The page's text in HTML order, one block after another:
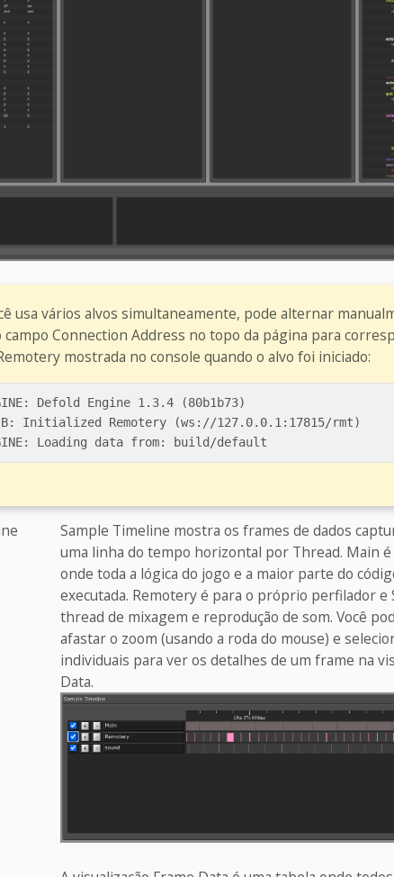
usa vários alvos simultaneamente, pode alternar
Connection Address no topo da página para
mostrada no console quando o alvo foi iniciado:
Defold Engine 1.3.4 (80b1b73)
Initialized Remotery (ws://127.0.0.1:17815/rmt)
Sample Timeline mostra os frames de dados
uma linha do tempo horizontal por Thread. Main
onde toda a lógica do jogo e a maior parte do
executada. Remotery é para o próprio perfilador e
thread de mixagem e reprodução de som. Você
afastar o zoom (usando a roda do mouse) e
individuais para ver os detalhes de um frame na
Data.